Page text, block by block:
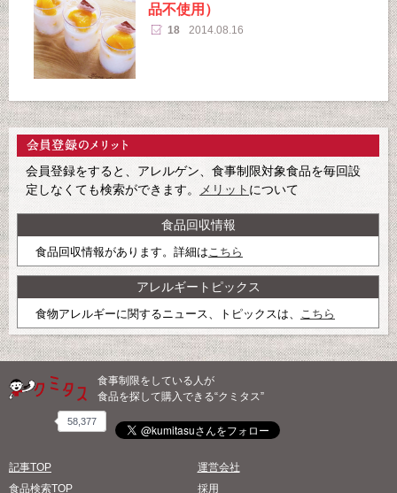
品不使用）
18 2014.08.16
会員登録をすると、アレルゲン、食事制限対象食品を毎回設
定しなくても検索ができます。
メリット について
食品回収情報
食品回収情報があります。詳細はこちら
アレルギートピックス
食物アレルギーに関するニュース、トピックスは、 こちら
食事制限をしている人が
食品を探して購入できる“クミタス”
58,377
記事TOP
食品検索TOP
運営会社
採用